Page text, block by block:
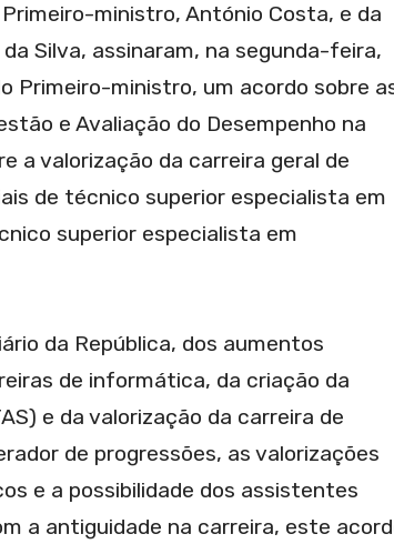
ministro, António Costa, e da
Silva, assinaram, na segunda-feira,
Primeiro-ministro, um acordo sobre
e Avaliação do Desempenho na
a valorização da carreira geral de
de técnico superior especialista em
superior especialista em
da República, dos aumentos
de informática, da criação da
e da valorização da carreira de
de progressões, as valorizações
e a possibilidade dos assistentes
a antiguidade na carreira, este